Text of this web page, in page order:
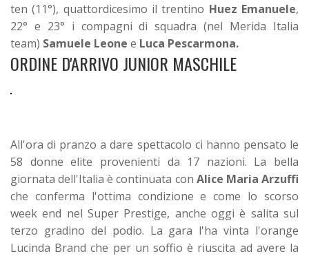
ten (11°), quattordicesimo il trentino Huez Emanuele,
22° e 23° i compagni di squadra (nel Merida Italia
team) Samuele Leone e Luca Pescarmona.
ORDINE D'ARRIVO JUNIOR MASCHILE
All'ora di pranzo a dare spettacolo ci hanno pensato le
58 donne elite provenienti da 17 nazioni. La bella
giornata dell'Italia è continuata con Alice Maria Arzuffi
che conferma l'ottima condizione e come lo scorso
week end nel Super Prestige, anche oggi è salita sul
terzo gradino del podio. La gara l'ha vinta l'orange
Lucinda Brand che per un soffio è riuscita ad avere la